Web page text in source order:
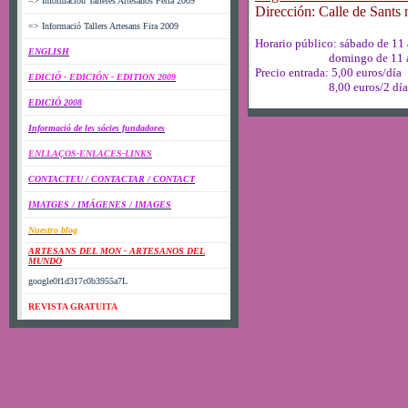
=> Informació Tallers Artesans Fira 2009
ENGLISH
EDICIÓ - EDICIÓN - EDITION 2009
EDICIÓ 2008
Informació de les sócies fundadores
ENLLAÇOS-ENLACES-LINKS
CONTACTEU / CONTACTAR / CONTACT
IMATGES / IMÁGENES / IMAGES
Nuestro blog
ARTESANS DEL MON - ARTESANOS DEL
MUNDO
google0f1d317c0b3955a7L
REVISTA GRATUITA
Dirección: Calle de Sants
Horario público: sábado de 11
domingo de 11 a
Precio entrada: 5,00 euros/día
8,00 euros/2